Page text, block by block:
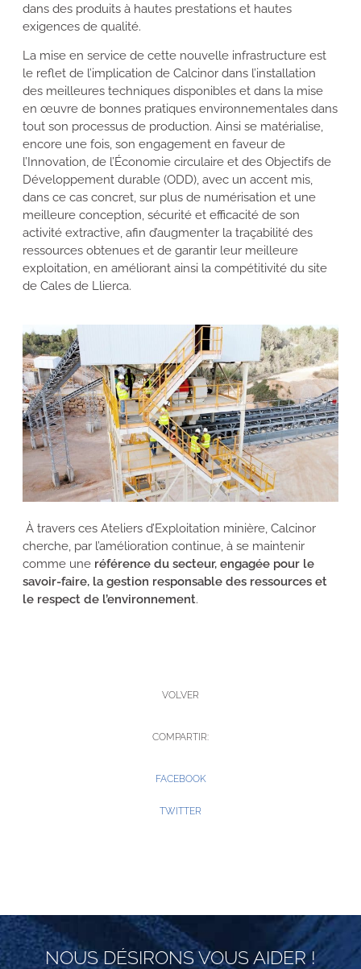
dans des produits à hautes prestations et hautes
exigences de qualité.
La mise en service de cette nouvelle infrastructure est
le reflet de l’implication de Calcinor dans l’installation
des meilleures techniques disponibles et dans la mise
en œuvre de bonnes pratiques environnementales dans
tout son processus de production. Ainsi se matérialise,
encore une fois, son engagement en faveur de
l’Innovation, de l’Économie circulaire et des Objectifs de
Développement durable (ODD), avec un accent mis,
dans ce cas concret, sur plus de numérisation et une
meilleure conception, sécurité et efficacité de son
activité extractive, afin d’augmenter la traçabilité des
ressources obtenues et de garantir leur meilleure
exploitation, en améliorant ainsi la compétitivité du site
de Cales de Llierca.
À travers ces Ateliers d’Exploitation minière, Calcinor
cherche, par l’amélioration continue, à se maintenir
comme une référence du secteur, engagée pour le
savoir-faire, la gestion responsable des ressources et
le respect de l’environnement.
VOLVER
COMPARTIR:
FACEBOOK
TWITTER
NOUS DÉSIRONS VOUS AIDER !